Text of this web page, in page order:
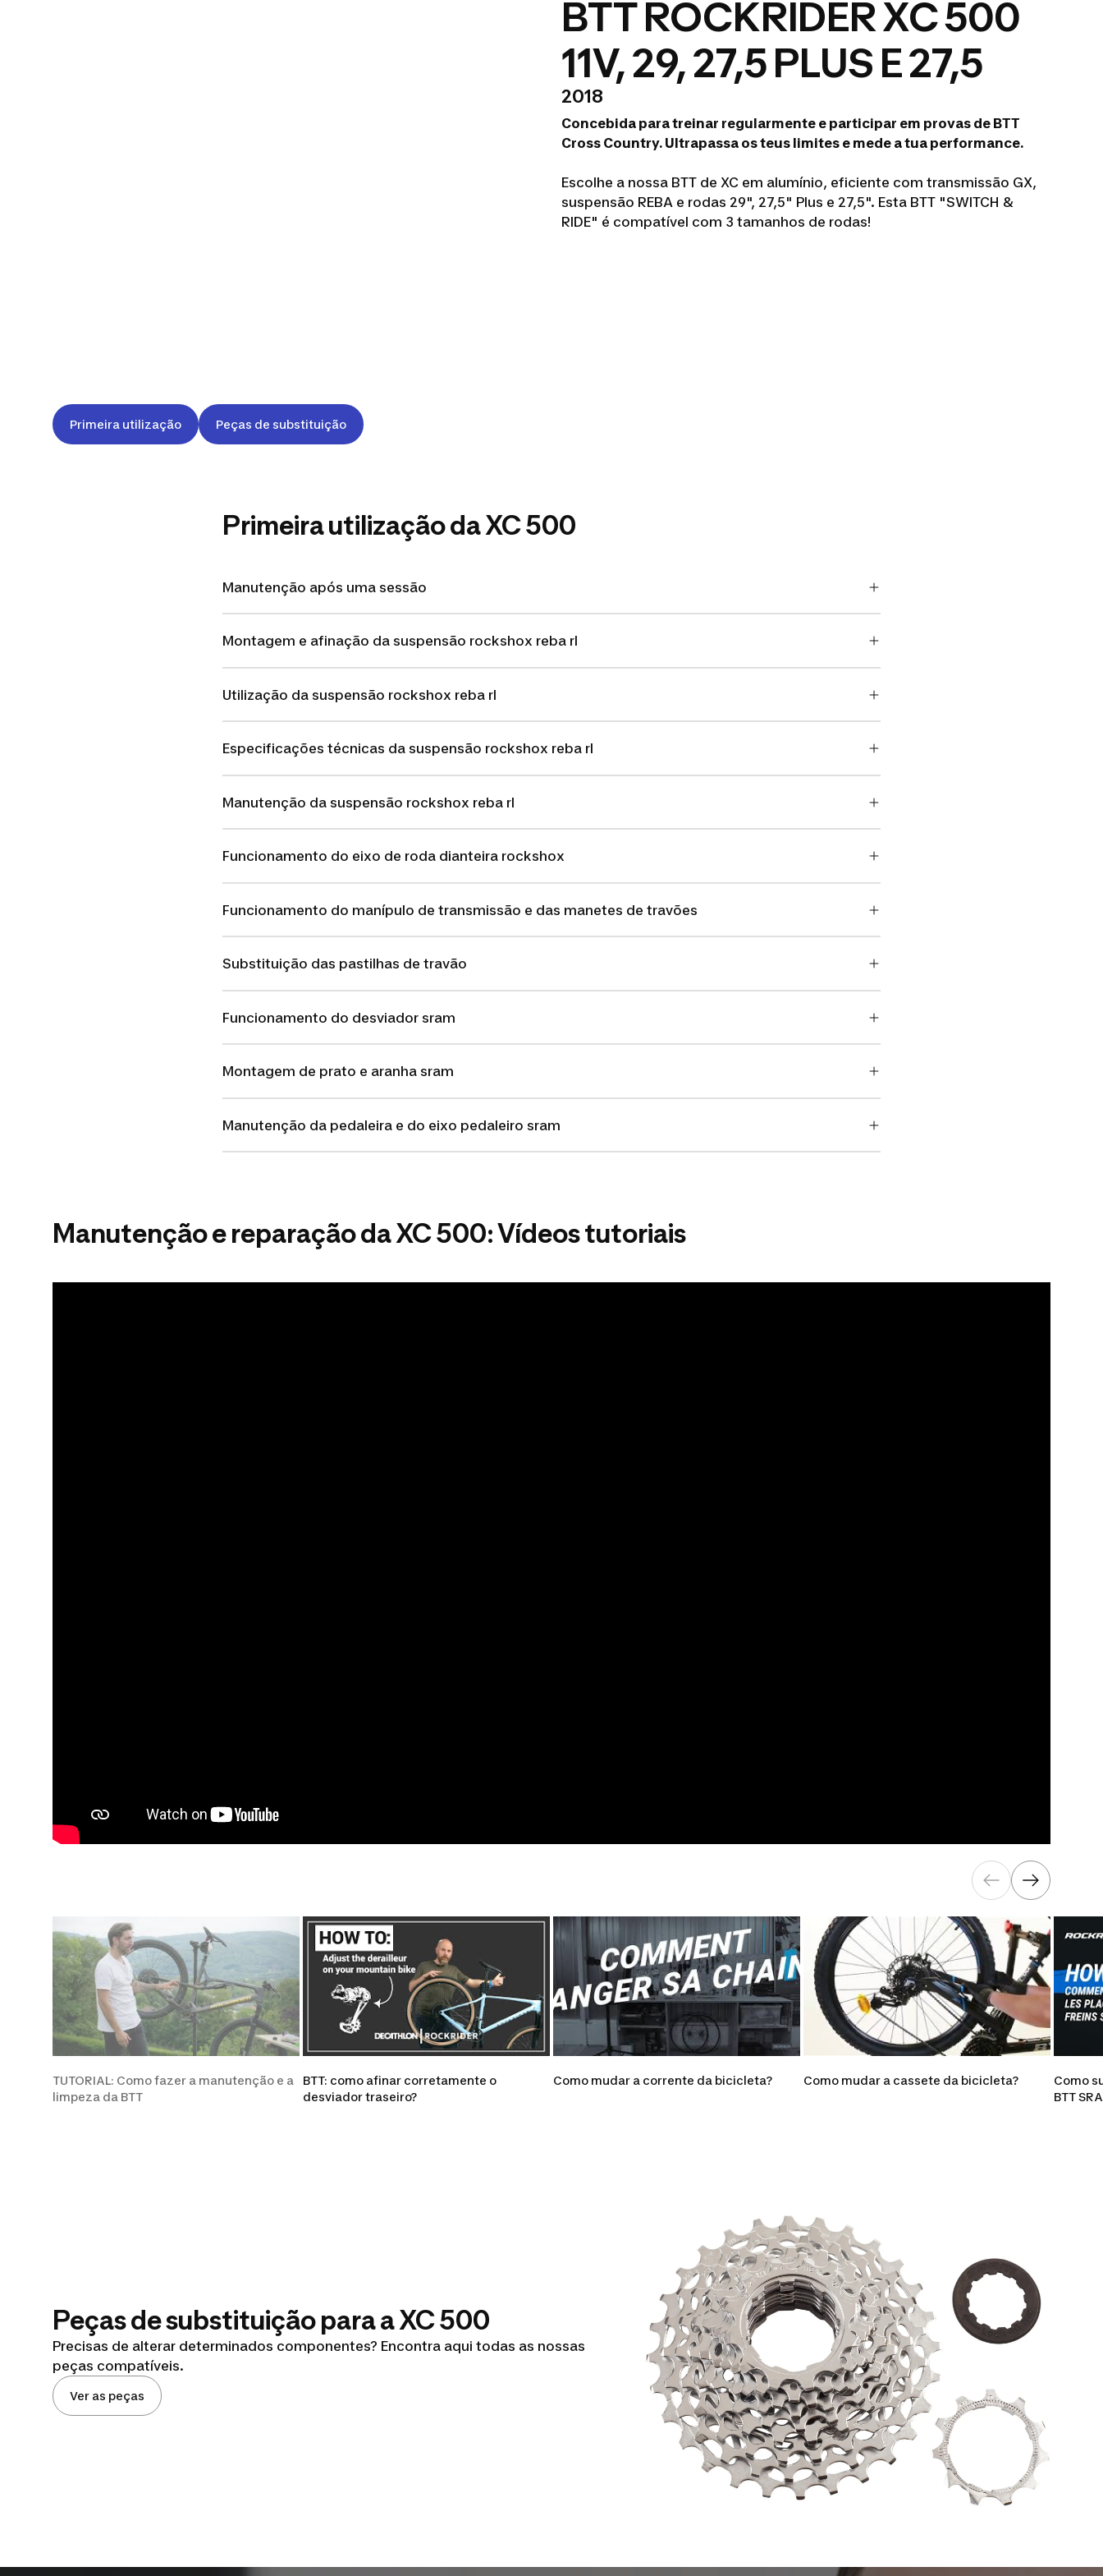
BTT ROCKRIDER XC 500
11V, 29, 27,5 PLUS E 27,5
2018
Concebida para treinar regularmente e participar em provas de BTT
Cross Country. Ultrapassa os teus limites e mede a tua performance.
Escolhe a nossa BTT de XC em alumínio, eficiente com transmissão GX,
suspensão REBA e rodas 29", 27,5" Plus e 27,5". Esta BTT "SWITCH &
RIDE" é compatível com 3 tamanhos de rodas!
Primeira utilização Peças de substituição
Primeira utilização da XC 500
Manutenção após uma sessão
Montagem e afinação da suspensão rockshox reba rl
Utilização da suspensão rockshox reba rl
Especificações técnicas da suspensão rockshox reba rl
Manutenção da suspensão rockshox reba rl
Funcionamento do eixo de roda dianteira rockshox
Funcionamento do manípulo de transmissão e das manetes de travões
Substituição das pastilhas de travão
Funcionamento do desviador sram
Montagem de prato e aranha sram
Manutenção da pedaleira e do eixo pedaleiro sram
Manutenção e reparação da XC 500: Vídeos tutoriais
TUTORIAL: Como fazer a manutenção e a
limpeza da BTT
BTT: como afinar corretamente o
desviador traseiro?
Como mudar a corrente da bicicleta? Como mudar a cassete da bicicleta?
Como
BTT
Peças de substituição para a XC 500
Precisas de alterar determinados componentes? Encontra aqui todas as nossas
peças compatíveis.
Ver as peças